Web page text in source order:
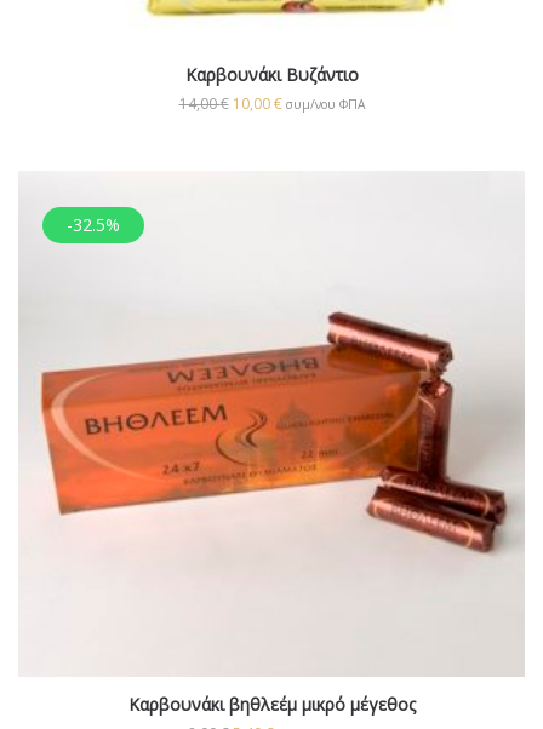
Καρβουνάκι Βυζάντιο
14,00€ 10,00€ συμ/νου ΦΠΑ
-32.5%
Καρβουνάκι βηθλεέμ μικρό μέγεθος